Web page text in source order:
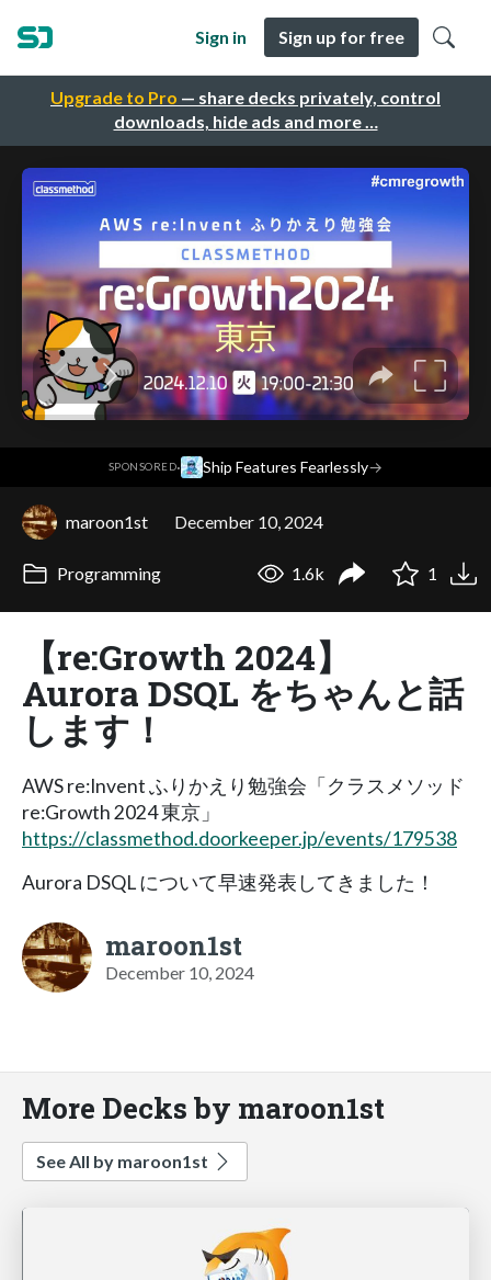
Upgrade to Pro — share decks privately, control
downloads, hide ads and more …
Sign in Sign up for free
SPONSORED· Ship Features Fearlessly→
maroon1st December 10, 2024
Programming 1.6k 1
【re:Growth 2024】
Aurora DSQL をちゃんと話
します！
AWS re:Invent ふりかえり勉強会「クラスメソッド
re:Growth 2024 東京」
https://classmethod.doorkeeper.jp/events/179538
Aurora DSQL について早速発表してきました！
maroon1st
December 10, 2024
More Decks by maroon1st
See All by maroon1st